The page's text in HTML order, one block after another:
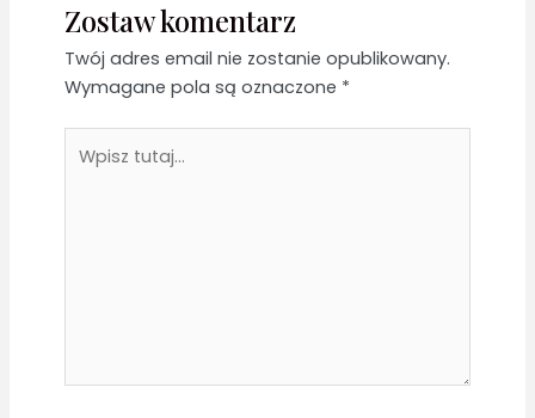
Zostaw komentarz
Twój adres email nie zostanie opublikowany.
Wymagane pola są oznaczone *
tutaj...